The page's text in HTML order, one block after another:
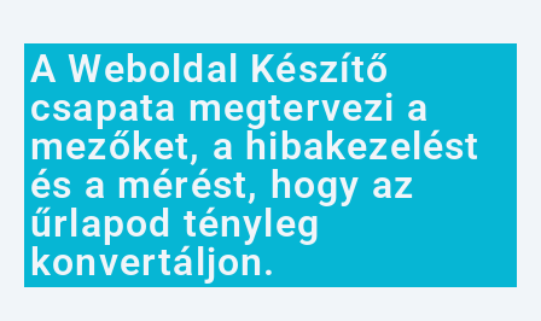
A Weboldal Készítő
csapata megtervezi a
mezőket, a hibakezelést
és a mérést, hogy az
űrlapod tényleg
konvertáljon.